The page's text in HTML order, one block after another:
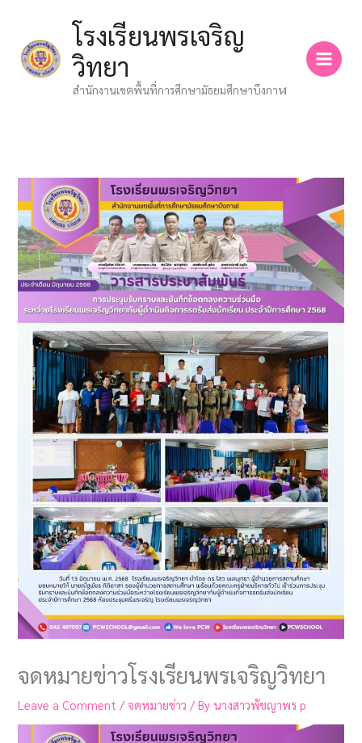
content
โรงเรียนพรเจริญ
วิทยา
สำนักงานเขตพื้นที่การศึกษามัธยมศึกษาบึงกาฬ
จดหมายข่าวโรงเรียนพรเจริญวิทยา
Leave a Comment / จดหมายข่าว / Byนางสาวพัชญาพร p